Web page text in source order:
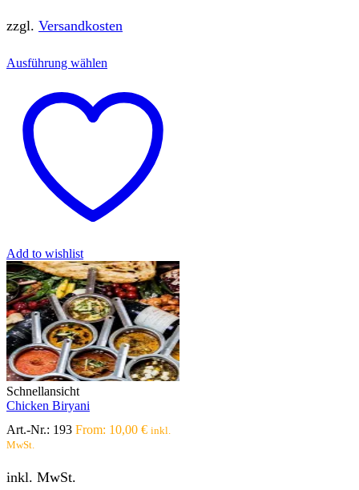
zzgl. Versandkosten
Ausführung wählen
weist
mehrere
Varianten
Optionen
können
auf
der
Add to wishlist
Schnellansicht
Chicken Biryani
Art.-Nr.: 193 From: 10,00 € inkl.
MwSt.
inkl. MwSt.